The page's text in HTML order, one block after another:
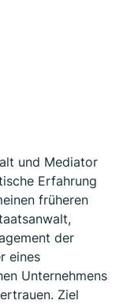
und Mediator
Erfahrung
früheren
der
eines
Unternehmens
Ziel